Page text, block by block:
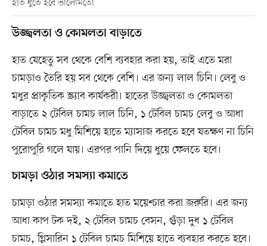
হাত ধুতে হবে ভালোমতো
উজ্জ্বলতা ও কোমলতা বাড়াতে
হাত যেহেতু সব থেকে বেশি ব্যবহার করা হয়, তাই এতে মরা
চামড়াও তৈরি হয় সব থেকে বেশি। এর জন্য লাল চিনি। লেবু ও
মধুর প্রাকৃতিক স্ক্র্যাব কার্যকরী। হাতের উজ্জ্বলতা ও কোমলতা
বাড়াতে ২ টেবিল চামচ লাল চিনি, ১ টেবিল চামচ লেবু ও আধা
টেবিল চামচ মধু মিশিয়ে হাতে ম্যাসাজ করতে হবে যতক্ষণ না চিনি
পুরোপুরি গলে যায়। এরপর পানি দিয়ে ধুয়ে ফেলতে হবে।
চামড়া ওঠার সমস্যা কমাতে
চামড়া ওঠার সমস্যা কমাতে হাত ময়েশ্চার করা জরুরি। এর জন্য
আধা কাপ টক দই, ২ টেবিল চামচ বেসন, গুঁড়া দুধ ১ টেবিল
চামচ, গ্লিসারিন ১ টেবিল চামচ মিশিয়ে হাতে ব্যবহার করতে হবে।